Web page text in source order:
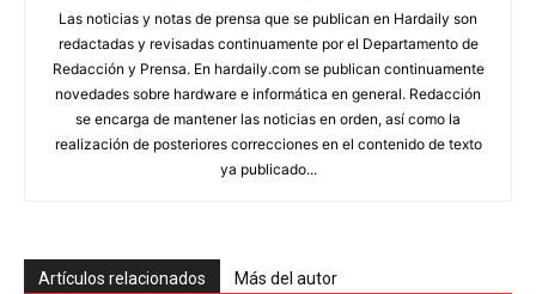
Las noticias y notas de prensa que se publican en Hardaily son
redactadas y revisadas continuamente por el Departamento de
Redacción y Prensa. En hardaily.com se publican continuamente
novedades sobre hardware e informática en general. Redacción
se encarga de mantener las noticias en orden, así como la
realización de posteriores correcciones en el contenido de texto
ya publicado...
Artículos relacionados Más del autor